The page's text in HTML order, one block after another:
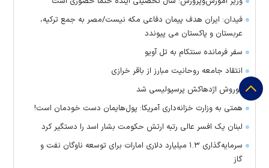
فیدان: ایران هدف پیمان دفاعی مکه نیست/مصر به جمع ترکیه،
عربستان و پاکستان می پیوندد
سفر فرمانده سنتکام به تل آویو
انتقاد جامعه روحانیت مبارز از باقر خرازی
کوروش اژدهاکش پرسپولیسی شد
همتی به وزارت خزانه‌داری آمریکا: پول‌هایمان دست خودمان است!
لبنان یک افسر عالی رتبه ارتش حکومت بشار اسد را دستگیر کرد
سرمایه‌گذاری ۱.۳ میلیارد دلاری امارات برای توسعه ناوگان نفت و
گاز